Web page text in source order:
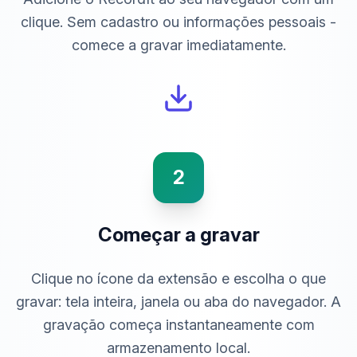
clique. Sem cadastro ou informações pessoais -
comece a gravar imediatamente.
2
Começar a gravar
Clique no ícone da extensão e escolha o que
gravar: tela inteira, janela ou aba do navegador. A
gravação começa instantaneamente com
armazenamento local.